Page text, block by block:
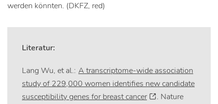
werden könnten. (DKFZ, red)
Literatur:
Lang Wu, et al.: A transcriptome-wide association
study of 229,000 women identifies new candidate
susceptibility genes for breast cancer
. Nature